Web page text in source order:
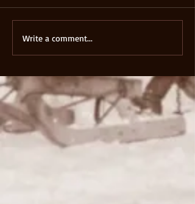
Write a comment...